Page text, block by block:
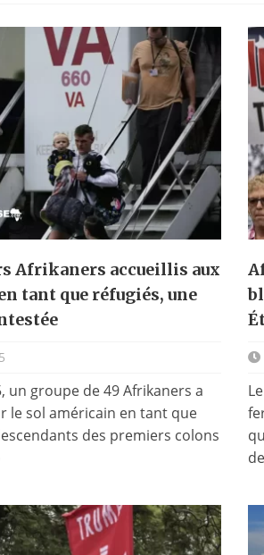
Afrikaners accueillis aux
tant que réfugiés, une
un groupe de 49 Afrikaners a
le sol américain en tant que
des premiers colons